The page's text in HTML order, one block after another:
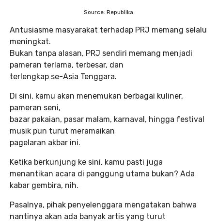
Source: Republika
Antusiasme masyarakat terhadap PRJ memang selalu
meningkat.
Bukan tanpa alasan, PRJ sendiri memang menjadi
pameran terlama, terbesar, dan
terlengkap se-Asia Tenggara.
Di sini, kamu akan menemukan berbagai kuliner,
pameran seni,
bazar pakaian, pasar malam, karnaval, hingga festival
musik pun turut meramaikan
pagelaran akbar ini.
Ketika berkunjung ke sini, kamu pasti juga
menantikan acara di panggung utama bukan? Ada
kabar gembira, nih.
Pasalnya, pihak penyelenggara mengatakan bahwa
nantinya akan ada banyak artis yang turut